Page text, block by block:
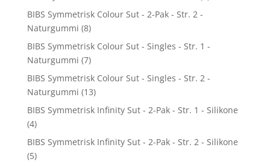
BIBS Symmetrisk Colour Sut - 2-Pak - Str. 2 -
Naturgummi (8)
BIBS Symmetrisk Colour Sut - Singles - Str. 1 -
Naturgummi (7)
BIBS Symmetrisk Colour Sut - Singles - Str. 2 -
Naturgummi (13)
BIBS Symmetrisk Infinity Sut - 2-Pak - Str. 1 - Silikone
(4)
BIBS Symmetrisk Infinity Sut - 2-Pak - Str. 2 - Silikone
(5)